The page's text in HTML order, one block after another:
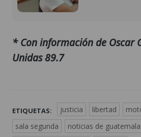
* Con información de Oscar
Unidas 89.7
ETIQUETAS: justicia libertad
sala segunda
noticias de guatemala